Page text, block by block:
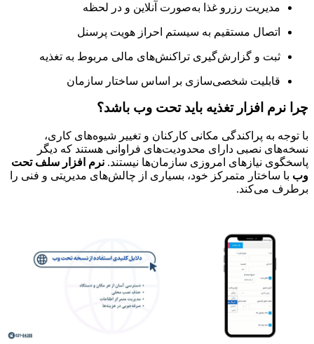
مدیریت رزرو غذا به‌صورت آنلاین و در لحظه
اتصال مستقیم به سیستم احراز هویت پرسنل
ثبت و گزارش‌گیری تراکنش‌های مالی مربوط به تغذیه
قابلیت شخصی‌سازی بر اساس ساختار سازمان
چرا نرم افزار تغذیه باید تحت وب باشد؟
با توجه به پراکندگی مکانی کارکنان و تغییر شیوه‌های کاری،
نسخه‌های نصبی دارای محدودیت‌های فراوانی هستند که دیگر
پاسخگوی نیازهای امروزی سازمان‌ها نیستند. نرم افزار سلف تحت
وب با ساختار متمرکز خود، بسیاری از چالش‌های مدیریتی و فنی را
برطرف می‌کند.